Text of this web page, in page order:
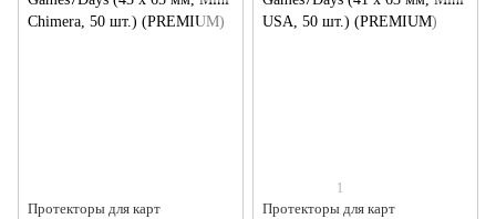
Протекторы для карт
1
Протекторы для карт